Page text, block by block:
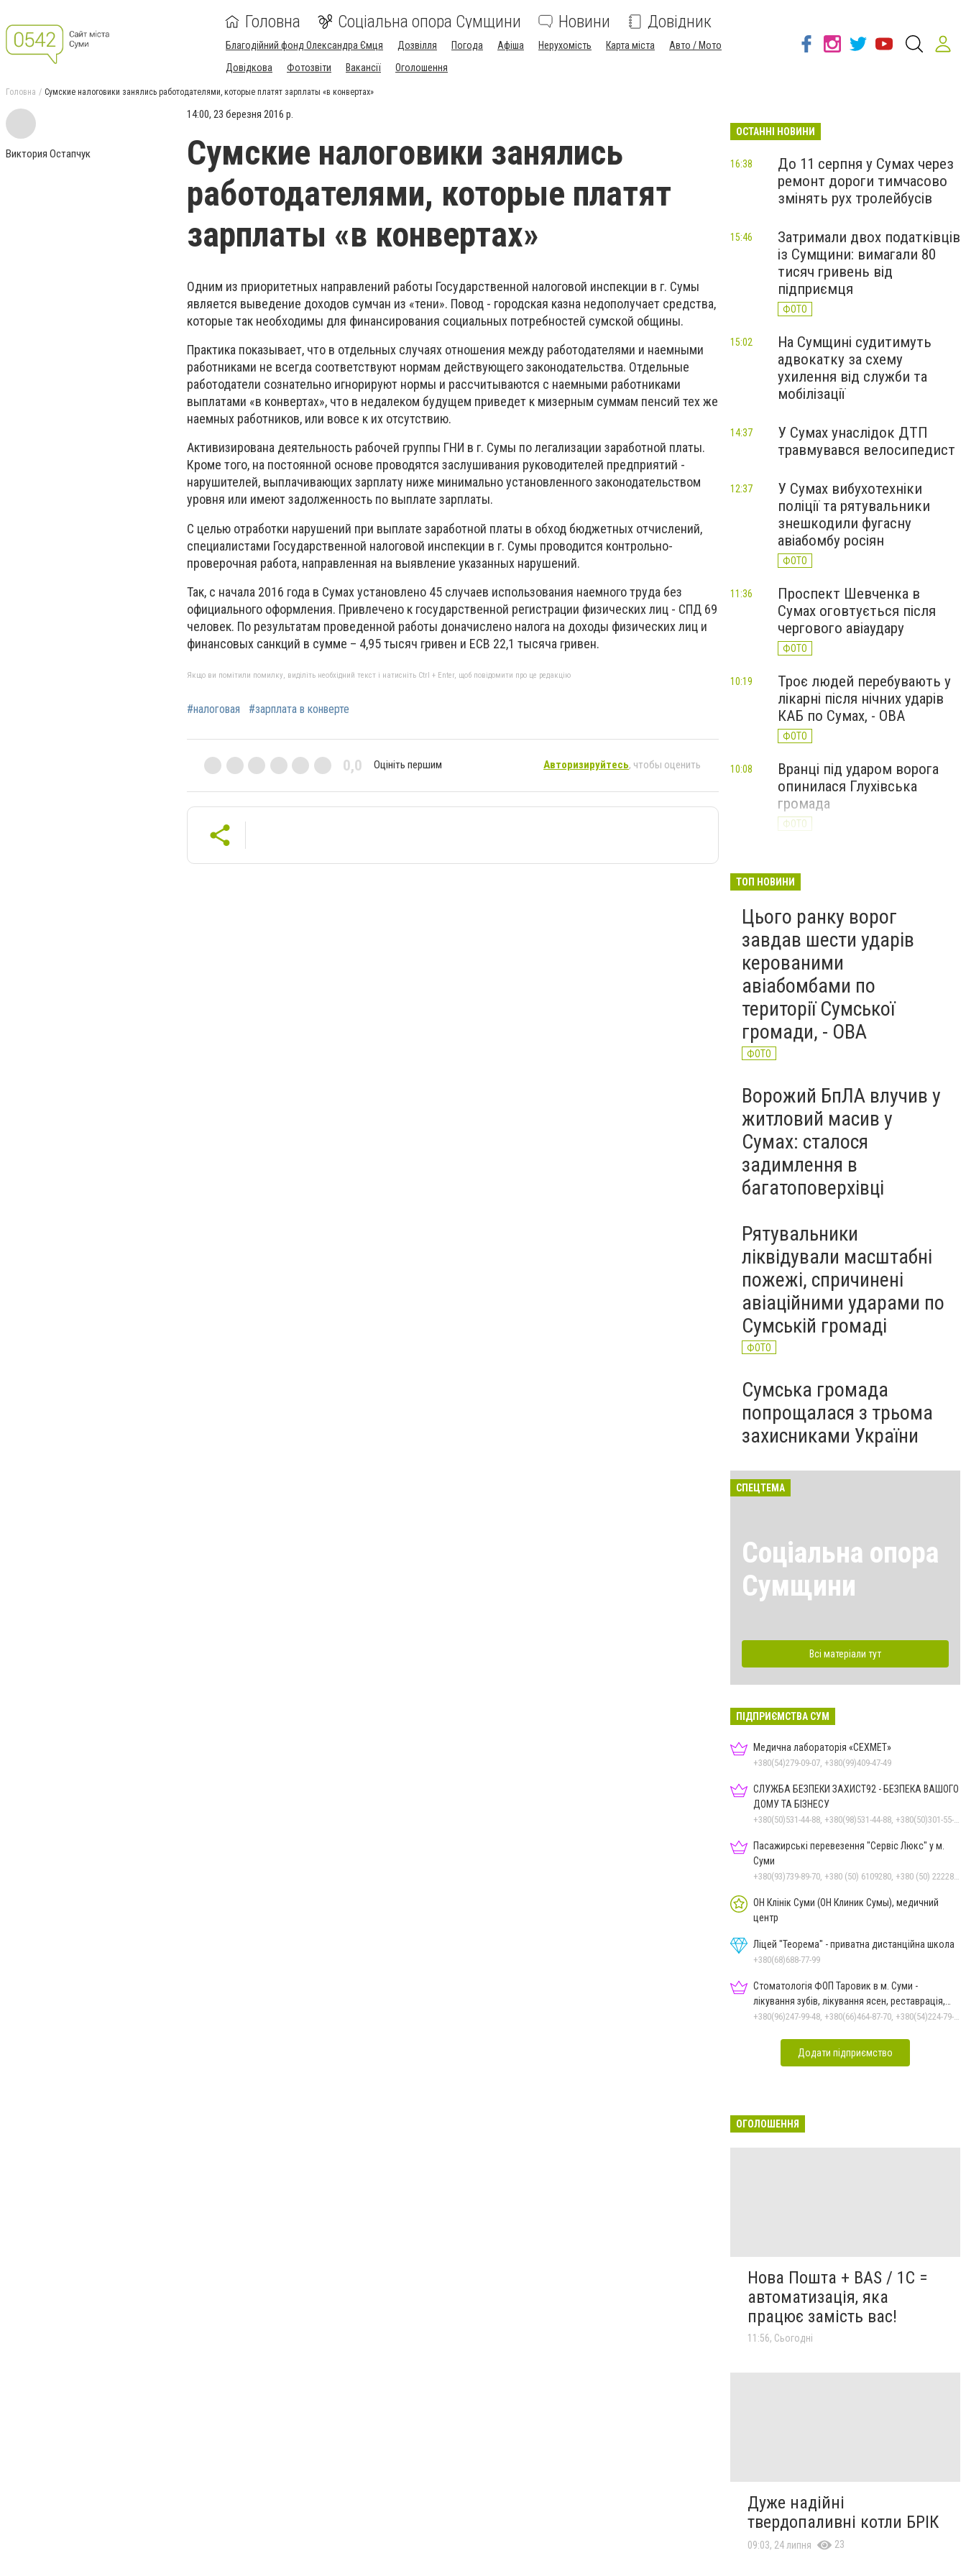
Головна Соціальна опора Сумщини Новини Довідник
Благодійний фонд Олександра Ємця Дозвілля Погода Афіша Нерухомість Карта міста
Авто / Мото
Довідкова
Фотозвіти Вакансії Оголошення
Головна Сумские налоговики занялись работодателями, которые платят зарплаты «в конвертах»
Виктория Остапчук
14:00, 23 березня 2016 р.
Сумские налоговики занялись
работодателями, которые платят
зарплаты «в конвертах»
Одним из приоритетных направлений работы Государственной налоговой инспекции в г. Сумы
является выведение доходов сумчан из «тени». Повод - городская казна недополучает средства,
которые так необходимы для финансирования социальных потребностей сумской общины.
Практика показывает, что в отдельных случаях отношения между работодателями и наемными
работниками не всегда соответствуют нормам действующего законодательства. Отдельные
работодатели сознательно игнорируют нормы и рассчитываются с наемными работниками
выплатами «в конвертах», что в недалеком будущем приведет к мизерным суммам пенсий тех же
наемных работников, или вовсе к их отсутствию.
Активизирована деятельность рабочей группы ГНИ в г. Сумы по легализации заработной платы.
Кроме того, на постоянной основе проводятся заслушивания руководителей предприятий -
нарушителей, выплачивающих зарплату ниже минимально установленного законодательством
уровня или имеют задолженность по выплате зарплаты.
С целью отработки нарушений при выплате заработной платы в обход бюджетных отчислений,
специалистами Государственной налоговой инспекции в г. Сумы проводится контрольно-
проверочная работа, направленная на выявление указанных нарушений.
Так, с начала 2016 года в Сумах установлено 45 случаев использования наемного труда без
официального оформления. Привлечено к государственной регистрации физических лиц - СПД 69
человек. По результатам проведенной работы доначислено налога на доходы физических лиц и
финансовых санкций в сумме – 4,95 тысяч гривен и ЕСВ 22,1 тысяча гривен.
Якщо ви помітили помилку, виділіть необхідний текст і натисніть Ctrl + Enter, щоб повідомити про це редакцію
#налоговая #зарплата в конверте
0,0 Оцініть першим Авторизируйтесь, чтобы оценить
ОСТАННІ НОВИНИ
До 11 серпня у Сумах через
ремонт дороги тимчасово
змінять рух тролейбусів
16:38
Затримали двох податківців
із Сумщини: вимагали 80
тисяч гривень від
підприємця
ФОТО
15:46
На Сумщині судитимуть
адвокатку за схему
ухилення від служби та
мобілізації
15:02
У Сумах унаслідок ДТП
травмувався велосипедист
14:37
У Сумах вибухотехніки
поліції та рятувальники
знешкодили фугасну
авіабомбу росіян
ФОТО
12:37
Проспект Шевченка в
Сумах оговтується після
чергового авіаудару
ФОТО
11:36
Троє людей перебувають у
лікарні після нічних ударів
КАБ по Сумах, - ОВА
ФОТО
10:19
Вранці під ударом ворога
опинилася Глухівська
громада
ФОТО
10:08
ТОП НОВИНИ
Цього ранку ворог
завдав шести ударів
керованими
авіабомбами по
території Сумської
громади, - ОВА
ФОТО
Ворожий БпЛА влучив у
житловий масив у
Сумах: сталося
задимлення в
багатоповерхівці
Рятувальники
ліквідували масштабні
пожежі, спричинені
авіаційними ударами по
Сумській громаді
ФОТО
Сумська громада
попрощалася з трьома
захисниками України
СПЕЦТЕМА
Соціальна опора
Сумщини
Всі матеріали тут
ПІДПРИЄМСТВА СУМ
Медична лабораторія «СЕХМЕТ»
+380(54)279-09-07, +380(99)409-47-49
СЛУЖБА БЕЗПЕКИ ЗАХИСТ92 - БЕЗПЕКА ВАШОГО
ДОМУ ТА БІЗНЕСУ
Пасажирські перевезення "Сервіс Люкс" у м.
Суми
ОН Клінік Суми (ОН Клиник Сумы), медичний
центр
Ліцей "Теорема" - приватна дистанційна школа
+380(68)688-77-99
Стоматологія ФОП Таровик в м. Суми -
лікування зубів, лікування ясен, реставрація,
протезування
Додати підприємство
ОГОЛОШЕННЯ
Нова Пошта + BAS / 1C =
автоматизація, яка
працює замість вас!
11:56, Сьогодні
Дуже надійні
твердопаливні котли БРІК
09:03, 24 липня 23